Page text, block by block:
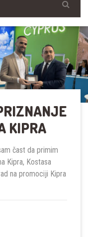
KIPRA
čast da primim
Kipra, Kostasa
na promociji Kipra